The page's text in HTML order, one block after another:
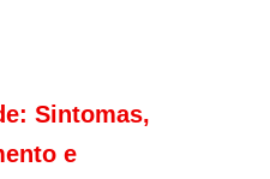
Sintomas,
e